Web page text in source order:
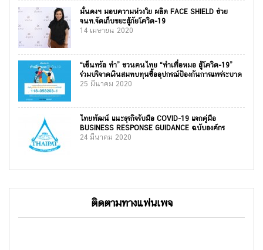
มั่นคงฯ มอบความห่วงใย ผลิต FACE SHIELD ช่วย
จนท.จัดเก็บขยะสู้ภัยโควิด-19
14 เมษายน 2020
“เซ็นทรัล ทำ” ชวนคนไทย “ทำเพื่อหมอ สู้โควิด-19”
ร่วมบริจาคเงินสมทบทุนซื้ออุปกรณ์ป้องกันการแพร่ระบาด
25 มีนาคม 2020
ไทยพัฒน์ แนะธุรกิจรับมือ COVID-19 แจกคู่มือ
BUSINESS RESPONSE GUIDANCE ฉบับองค์กร
24 มีนาคม 2020
ติดตามทางแฟนเพจ